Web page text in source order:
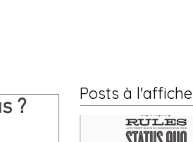
?
Posts à l'affiche